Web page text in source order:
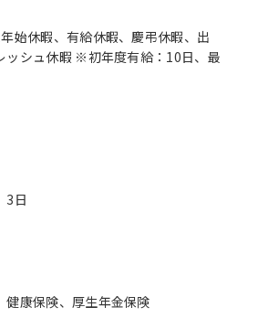
始休暇、有給休暇、慶弔休暇、出
ッシュ休暇 ※初年度有給：10日、最
日
健康保険、厚生年金保険